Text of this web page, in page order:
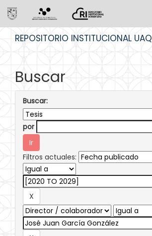
REPOSITORIO INSTITUCIONAL UAQ
Buscar
Buscar:
por
Filtros actuales: